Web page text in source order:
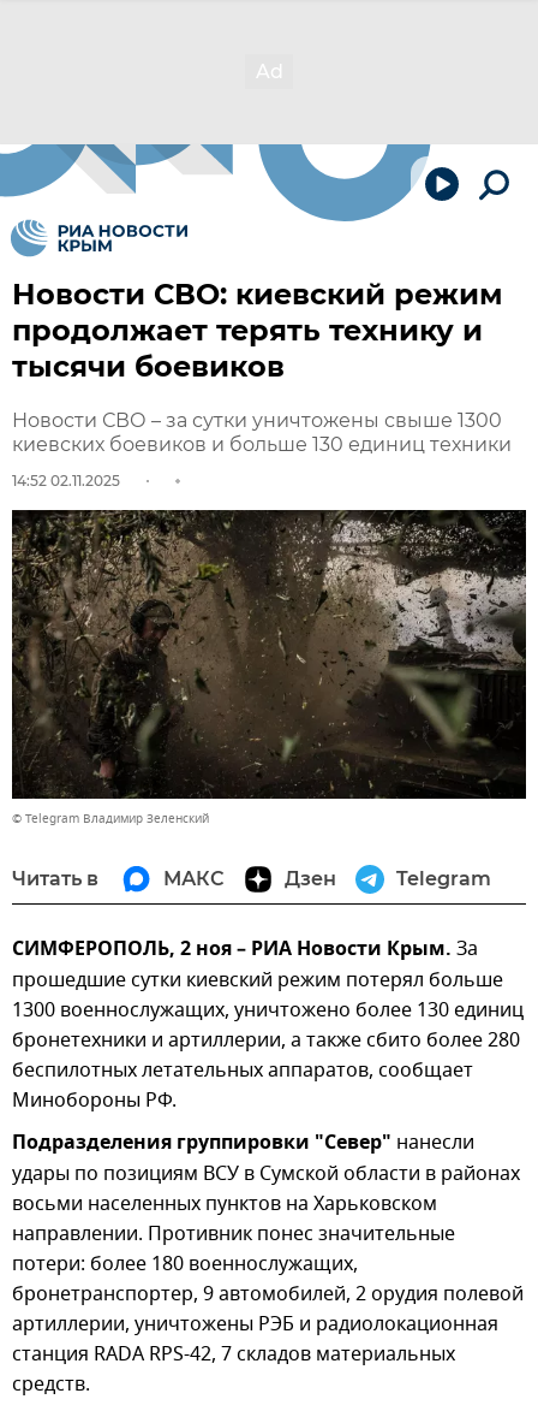
Новости СВО: киевский режим
продолжает терять технику и
тысячи боевиков
Новости СВО – за сутки уничтожены свыше 1300
киевских боевиков и больше 130 единиц техники
14:52 02.11.2025
© Telegram Владимир Зеленский
Читать в МАКС Дзен Telegram
СИМФЕРОПОЛЬ, 2 ноя – РИА Новости Крым. За
прошедшие сутки киевский режим потерял больше
1300 военнослужащих, уничтожено более 130 единиц
бронетехники и артиллерии, а также сбито более 280
беспилотных летательных аппаратов, сообщает
Минобороны РФ.
Подразделения группировки "Север" нанесли
удары по позициям ВСУ в Сумской области в районах
восьми населенных пунктов на Харьковском
направлении. Противник понес значительные
потери: более 180 военнослужащих,
бронетранспортер, 9 автомобилей, 2 орудия полевой
артиллерии, уничтожены РЭБ и радиолокационная
станция RADA RPS-42, 7 складов материальных
средств.